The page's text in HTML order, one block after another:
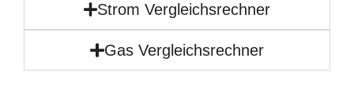
Strom Vergleichsrechner
Gas Vergleichsrechner